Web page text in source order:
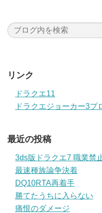
リンク
ドラクエ11
ドラクエジョーカー3プ
最近の投稿
3ds版ドラクエ7 職業禁
最速種族論争決着
DQ10RTA再着手
勝てたうちに入らない
痛恨のダメージ